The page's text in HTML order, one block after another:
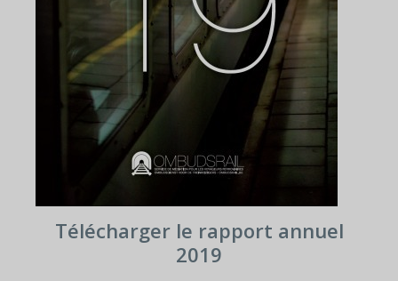
Télécharger le rapport annuel
2019